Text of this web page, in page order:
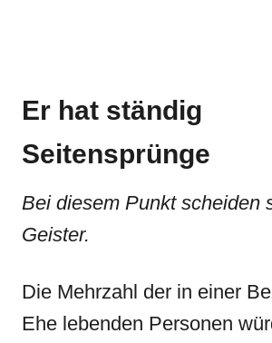
Er hat ständig
Seitensprünge
Bei diesem Punkt scheiden
Geister.
Die Mehrzahl der in einer
Ehe lebenden Personen